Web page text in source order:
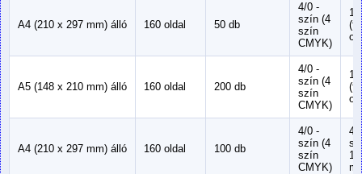
A4 (210 x 297 mm) álló 160 oldal 50 db
4/0 -
szín (4
szín
CMYK)
1/
A5 (148 x 210 mm) álló 160 oldal 200 db
4/0 -
szín (4
szín
CMYK)
1/
A4 (210 x 297 mm) álló 160 oldal 100 db
4/0 -
szín (4
szín
CMYK)
4/